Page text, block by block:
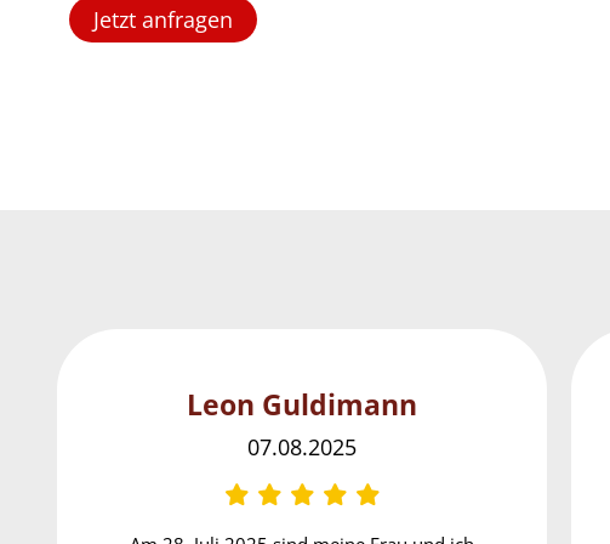
Jetzt anfragen
Leon Guldimann
07.08.2025